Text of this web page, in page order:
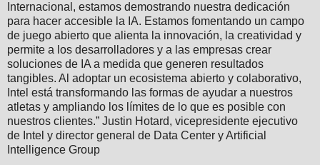
Internacional, estamos demostrando nuestra dedicación
para hacer accesible la IA. Estamos fomentando un campo
de juego abierto que alienta la innovación, la creatividad y
permite a los desarrolladores y a las empresas crear
soluciones de IA a medida que generen resultados
tangibles. Al adoptar un ecosistema abierto y colaborativo,
Intel está transformando las formas de ayudar a nuestros
atletas y ampliando los límites de lo que es posible con
nuestros clientes.” Justin Hotard, vicepresidente ejecutivo
de Intel y director general de Data Center y Artificial
Intelligence Group